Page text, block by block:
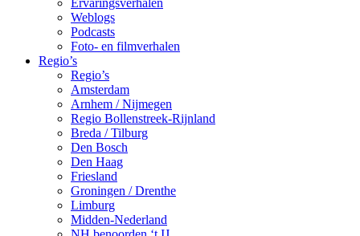
Ervaringsverhalen
Weblogs
Podcasts
Foto- en filmverhalen
Regio’s
Regio’s
Amsterdam
Arnhem / Nijmegen
Regio Bollenstreek-Rijnland
Breda / Tilburg
Den Bosch
Den Haag
Friesland
Groningen / Drenthe
Limburg
Midden-Nederland